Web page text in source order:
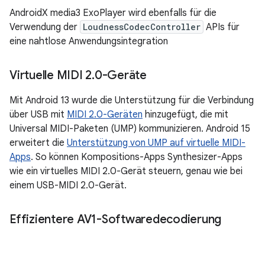
AndroidX media3 ExoPlayer wird ebenfalls für die
Verwendung der LoudnessCodecController APIs für
eine nahtlose Anwendungsintegration
Virtuelle MIDI 2.0-Geräte
Mit Android 13 wurde die Unterstützung für die Verbindung
über USB mit MIDI 2.0-Geräten hinzugefügt, die mit
Universal MIDI-Paketen (UMP) kommunizieren. Android 15
erweitert die Unterstützung von UMP auf virtuelle MIDI-
Apps. So können Kompositions-Apps Synthesizer-Apps
wie ein virtuelles MIDI 2.0-Gerät steuern, genau wie bei
einem USB-MIDI 2.0-Gerät.
Effizientere AV1-Softwaredecodierung